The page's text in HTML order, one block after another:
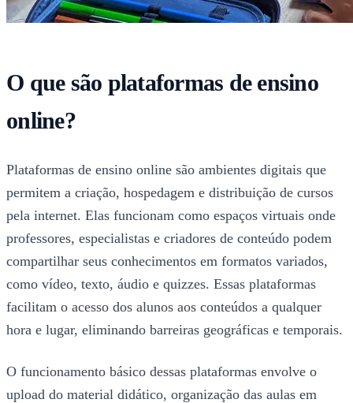
O que são plataformas de ensino
online?
Plataformas de ensino online são ambientes digitais que
permitem a criação, hospedagem e distribuição de cursos
pela internet. Elas funcionam como espaços virtuais onde
professores, especialistas e criadores de conteúdo podem
compartilhar seus conhecimentos em formatos variados,
como vídeo, texto, áudio e quizzes. Essas plataformas
facilitam o acesso dos alunos aos conteúdos a qualquer
hora e lugar, eliminando barreiras geográficas e temporais.
O funcionamento básico dessas plataformas envolve o
upload do material didático, organização das aulas em